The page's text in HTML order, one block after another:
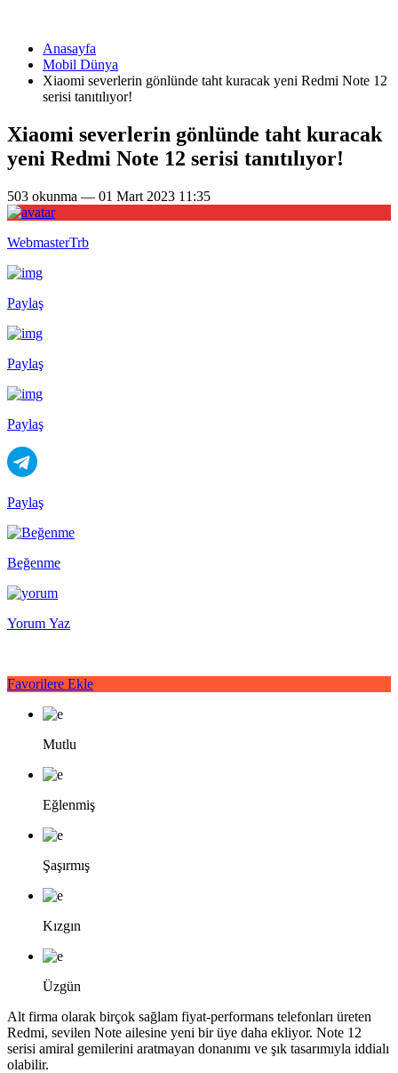
Anasayfa
Mobil Dünya
Xiaomi severlerin gönlünde taht kuracak yeni Redmi Note 12
serisi tanıtılıyor!
Xiaomi severlerin gönlünde taht kuracak
yeni Redmi Note 12 serisi tanıtılıyor!
503 okunma — 01 Mart 2023 11:35
WebmasterTrb
Paylaş
Paylaş
Paylaş
Paylaş
Beğenme
Yorum Yaz
Favorilere Ekle
Mutlu
Eğlenmiş
Şaşırmış
Kızgın
Üzgün
Alt firma olarak birçok sağlam fiyat-performans telefonları üreten
Redmi, sevilen Note ailesine yeni bir üye daha ekliyor. Note 12
serisi amiral gemilerini aratmayan donanımı ve şık tasarımıyla iddialı
olabilir.